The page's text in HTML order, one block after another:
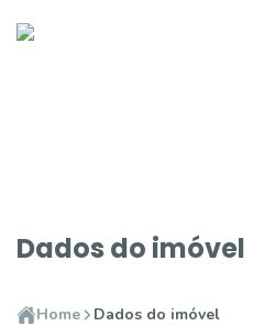
Dados do imóvel
Home Dados do imóvel